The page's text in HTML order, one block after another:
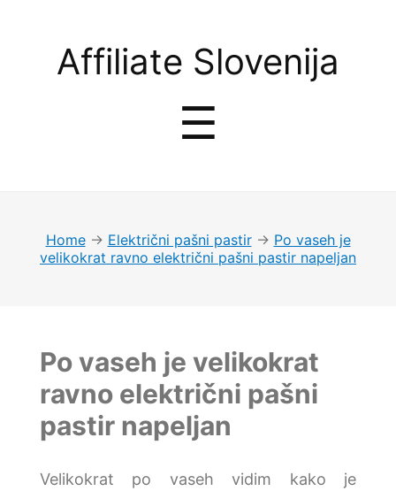
Affiliate
Slovenija
Affiliate Slovenija
☰
Home → Električni pašni pastir → Po vaseh je
velikokrat ravno električni pašni pastir napeljan
Po vaseh je velikokrat
ravno električni pašni
pastir napeljan
Velikokrat po vaseh vidim kako je